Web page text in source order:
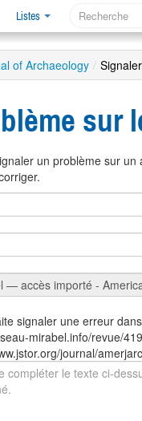
Listes
of Archaeology /
sur
un problème sur
signaler une erreur
mirabel.info/revue/
journal/